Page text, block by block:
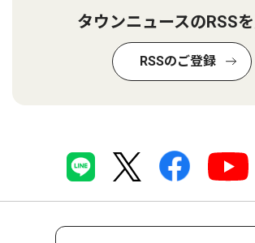
タウンニュースのRSS
RSSのご登録